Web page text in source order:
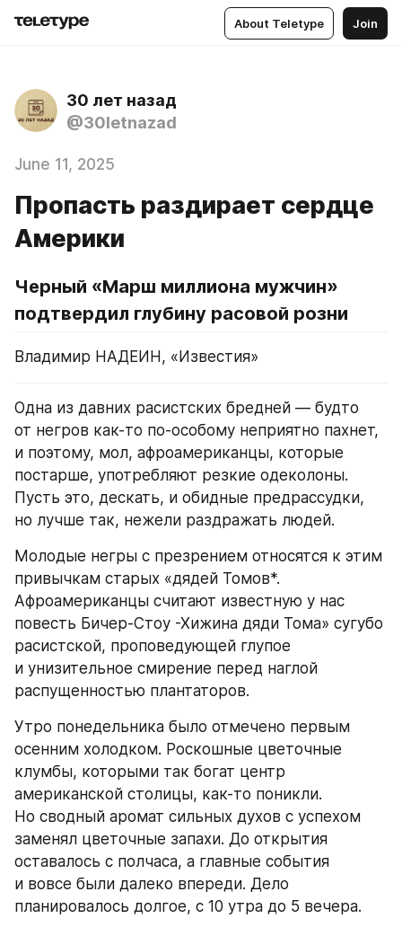
About Teletype Join
30 лет назад
@30letnazad
June 11, 2025
Пропасть раздирает сердце
Америки
Черный «Марш миллиона мужчин»
подтвердил глубину расовой розни
Владимир НАДЕИН, «Известия»
Одна из давних расистских бредней — будто
от негров как-то по-особому неприятно пахнет,
и поэтому, мол, афроамериканцы, которые
постарше, употребляют резкие одеколоны.
Пусть это, дескать, и обидные предрассудки,
но лучше так, нежели раздражать людей.
Молодые негры с презрением относятся к этим
привычкам старых «дядей Томов*.
Афроамериканцы считают известную у нас
повесть Бичер-Стоу -Хижина дяди Тома» сугубо
расистской, проповедующей глупое
и унизительное смирение перед наглой
распущенностью плантаторов.
Утро понедельника было отмечено первым
осенним холодком. Роскошные цветочные
клумбы, которыми так богат центр
американской столицы, как-то поникли.
Но сводный аромат сильных духов с успехом
заменял цветочные запахи. До открытия
оставалось с полчаса, а главные события
и вовсе были далеко впереди. Дело
планировалось долгое, с 10 утра до 5 вечера.